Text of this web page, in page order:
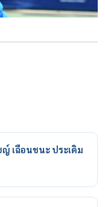
เฉือนชนะ ประเดิม